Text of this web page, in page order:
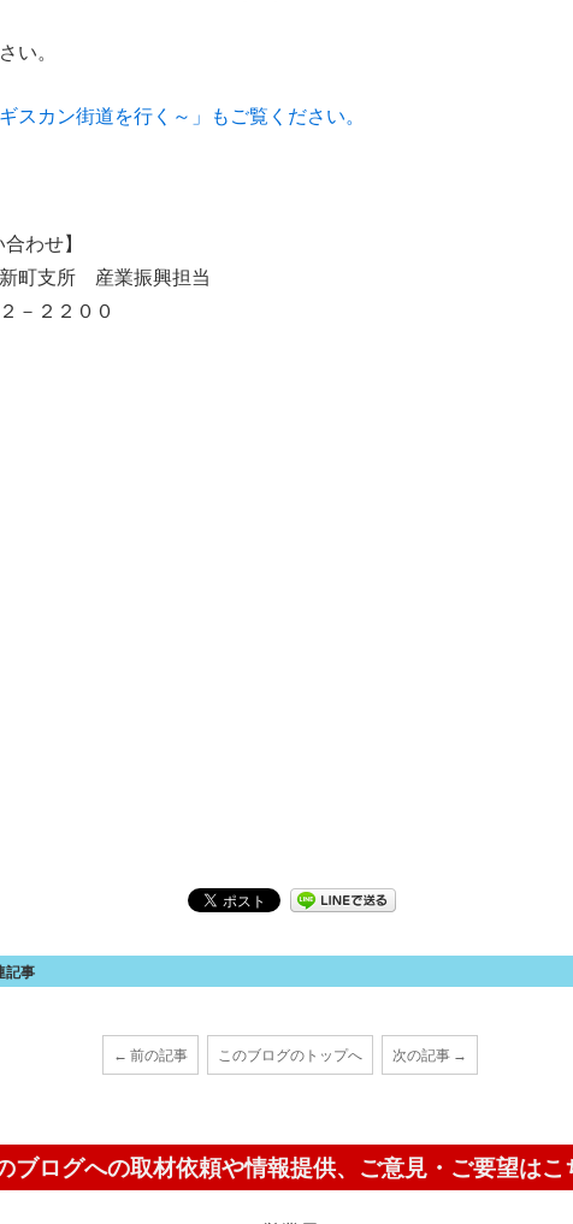
い。
スカン街道を行く～」もご覧ください。
わせ】
町支所 産業振興担当
－２２００
記事
← 前の記事 このブログのトップへ 次の記事 →
ブログへの取材依頼や情報提供、ご意見・ご要望はこ